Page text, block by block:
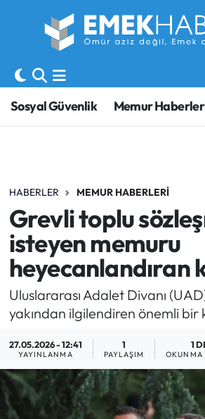
Sosyal Güvenlik Memur
HABERLER MEMUR HABERLERI
Grevli toplu
isteyen memuru
heyecanlandıran
Uluslararası Adalet Divanı
yakından ilgilendiren önemli bir
27.05.2026 - 12:41
YAYINLANMA
1
PAYLAŞIM
1
OKUNMA
Sosyal Güvenlik
Sendika
SORU-CEVAP
Memur
Emekli
İşveren
İş Fırsatları
Yargı Kararları
Araştırma-Rapor
Hava Durumu
Trafik Durumu
Süper Lig Puan Durumu ve
Son Dakika Haberleri
Haber Arşivi